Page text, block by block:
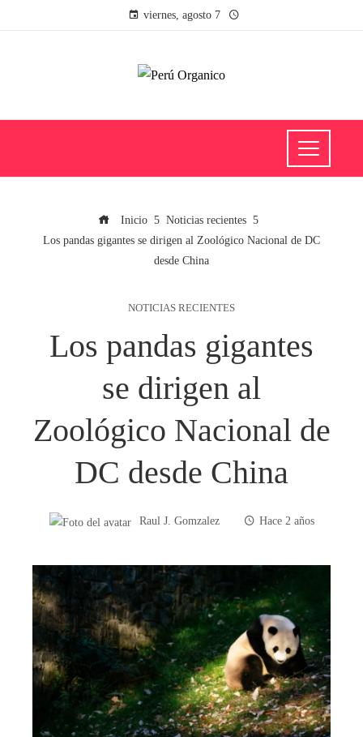
viernes, agosto 7
Inicio
Noticias recientes
Los pandas gigantes se dirigen al Zoológico Nacional de DC
desde China
NOTICIAS RECIENTES
Los pandas gigantes
se dirigen al
Zoológico Nacional de
DC desde China
Raul J. Gomzalez Hace 2 años